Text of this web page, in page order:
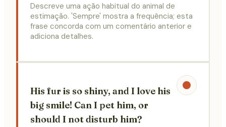
Descreve uma ação habitual do animal de
estimação. 'Sempre' mostra a frequência; esta
frase concorda com um comentário anterior e
adiciona detalhes.
His fur is so shiny, and I love his
big smile! Can I pet him, or
should I not disturb him?